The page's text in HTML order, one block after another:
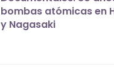
bombas atómicas en
y Nagasaki